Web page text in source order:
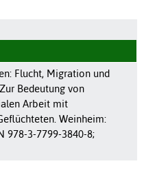
Flucht, Migration und
Bedeutung von
Arbeit mit
Weinheim:
978-3-7799-3840-8;